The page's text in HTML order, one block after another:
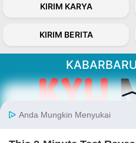
KIRIM KARYA
KIRIM BERITA